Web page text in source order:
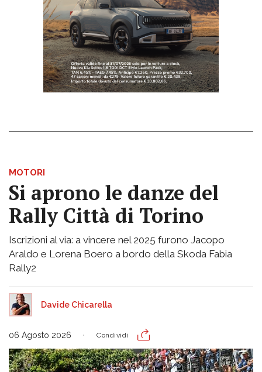
MOTORI
Si aprono le danze del
Rally Città di Torino
Iscrizioni al via: a vincere nel 2025 furono Jacopo
Araldo e Lorena Boero a bordo della Skoda Fabia
Rally2
Davide Chicarella
06 Agosto 2026 Condividi